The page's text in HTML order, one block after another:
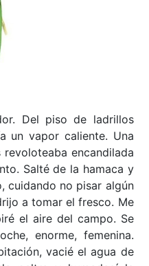
Del piso de ladrillos
un vapor caliente. Una
encandilada
Salté de la hamaca y
cuidando no pisar algún
a tomar el fresco. Me
el aire del campo. Se
enorme, femenina.
vacié el agua de